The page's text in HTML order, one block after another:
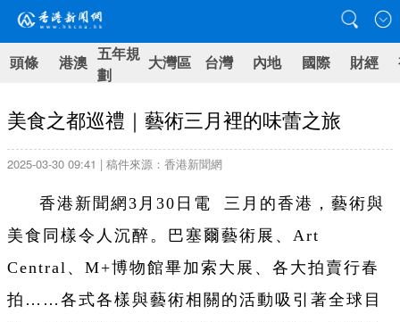
頭條 港澳 五年規
劃
大灣區 台灣 內地 國際 財經
美食之都巡禮｜藝術三月裡的味蕾之旅
2025-03-30 09:41 | 稿件來源：香港新聞網
香港新聞網3月30日電 三月的香港，藝術與
美食同樣令人沉醉。巴塞爾藝術展、Art
Central、M+博物館畢加索大展、各大拍賣行春
拍……各式各樣與藝術相關的活動吸引著全球目